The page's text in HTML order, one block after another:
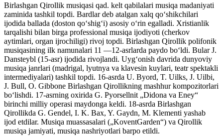
Birlashgan Qirollik musiqasi qad. kelt qabilalari musiqa madaniyati
zaminida tashkil topdi. Bardlar deb atalgan xalq qoʻshikchilari
ijodida ballada (doston qoʻshigʻi) asosiy oʻrin egalladi. Xristianlik
tarqalishi bilan birga professional musiqa ijodiyoti (cherkov
aytimlari, organ ijrochiligi) rivoj topdi. Birlashgan Qirollik polifonik
musiqasining ilk namunalari 11 —12-asrlarda paydo boʻldi. Bular J.
Dansteybl (15-asr) ijodida rivojlandi. Uygʻonish davrida dunyoviy
musiqa janrlari (madrigal, lyutnya va klavesin kuylari, teatr spektakli
intermediyalari) tashkil topdi. 16-asrda U. Byord, T. Uilks, J. Uilbi,
J. Bull, O. Gibbone Birlashgan Qirollikning mashhur kompozitorlari
boʻlishdi. 17-asrning oxirida G. Pyorsellnit „Didona va Eney“
birinchi milliy operasi maydonga keldi. 18-asrda Birlashgan
Qirollikda G. Gendel, I. K. Bax, Y. Gaydn, M. Klementi yashab
ijod etdilar. Musiqa muassasalari („KoventGarden“) va Qirollik
musiqa jamiyati, musiqa nashriyotlari barpo etildi.